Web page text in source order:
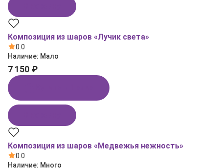
Композиция из шаров «Лучик света»
0.0
Наличие: Мало
7 150 ₽
Композиция из шаров «Медвежья нежность»
0.0
Наличие: Много